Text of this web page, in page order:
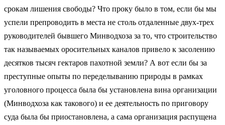
срокам лишения свободы? Что проку было в том, если бы мы
успели препроводить в места не столь отдаленные двух-трех
руководителей бывшего Минводхоза за то, что строительство
так называемых оросительных каналов привело к засолению
десятков тысяч гектаров пахотной земли? А вот если бы за
преступные опыты по переделыванию природы в рамках
уголовного процесса была бы установлена вина организации
(Минводхоза как такового) и ее деятельность по приговору
суда была бы приостановлена, а сама организация распущена